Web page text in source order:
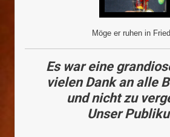
Möge er ruhen in
Es war eine
vielen Dank an alle
und nicht zu
Unser